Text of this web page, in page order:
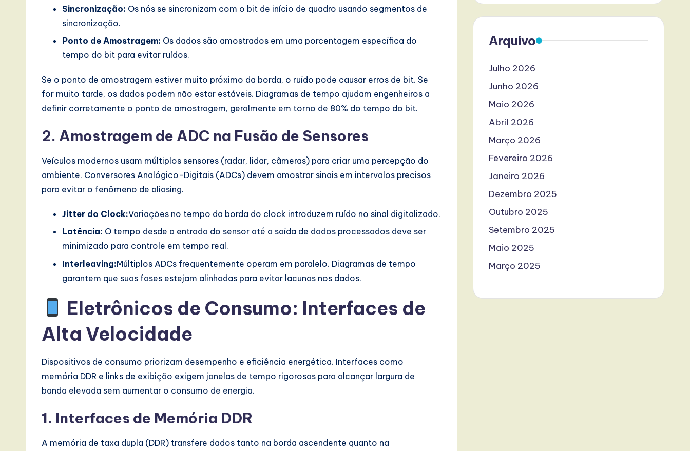
Sincronização: Os nós se sincronizam com o bit de início de quadro usando segmentos de
sincronização.
Ponto de Amostragem: Os dados são amostrados em uma porcentagem específica do
tempo do bit para evitar ruídos.
Se o ponto de amostragem estiver muito próximo da borda, o ruído pode causar erros de bit. Se
for muito tarde, os dados podem não estar estáveis. Diagramas de tempo ajudam engenheiros a
definir corretamente o ponto de amostragem, geralmente em torno de 80% do tempo do bit.
2. Amostragem de ADC na Fusão de Sensores
Veículos modernos usam múltiplos sensores (radar, lidar, câmeras) para criar uma percepção do
ambiente. Conversores Analógico-Digitais (ADCs) devem amostrar sinais em intervalos precisos
para evitar o fenômeno de aliasing.
Jitter do Clock:Variações no tempo da borda do clock introduzem ruído no sinal digitalizado.
Latência: O tempo desde a entrada do sensor até a saída de dados processados deve ser
minimizado para controle em tempo real.
Interleaving:Múltiplos ADCs frequentemente operam em paralelo. Diagramas de tempo
garantem que suas fases estejam alinhadas para evitar lacunas nos dados.
Eletrônicos de Consumo: Interfaces de
Alta Velocidade
Dispositivos de consumo priorizam desempenho e eficiência energética. Interfaces como
memória DDR e links de exibição exigem janelas de tempo rigorosas para alcançar largura de
banda elevada sem aumentar o consumo de energia.
1. Interfaces de Memória DDR
A memória de taxa dupla (DDR) transfere dados tanto na borda ascendente quanto na
Arquivo
Julho 2026
Junho 2026
Maio 2026
Abril 2026
Março 2026
Fevereiro 2026
Janeiro 2026
Dezembro 2025
Outubro 2025
Setembro 2025
Maio 2025
Março 2025